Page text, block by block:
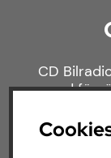
CD
med
brett